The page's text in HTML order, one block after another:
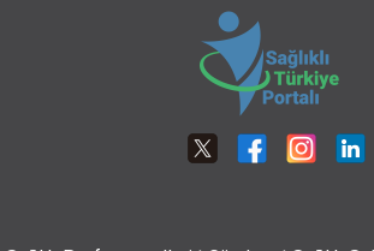
Dünya Tütünsüz Günü’nde Yeni Bir Adım: Sigara Kullanım
Davranışları Akademisi Çalışmalarına Başladı
06-07-2026
Robotik teknolojiyle bel ve boyun
ameliyatsız tedavi